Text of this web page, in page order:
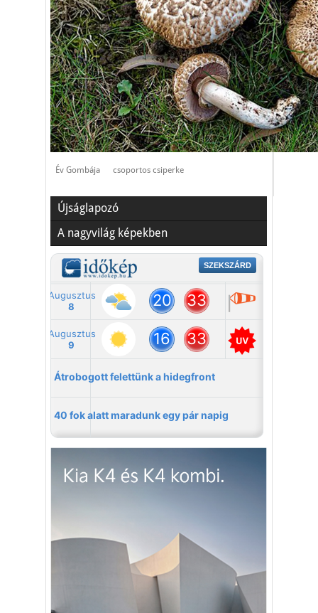
Év Gombája csoportos csiperke
Újságlapozó
A nagyvilág képekben